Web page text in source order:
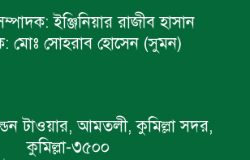
ইঞ্জিনিয়ার রাজীব হাসান
মোঃ সোহরাব হোসেন (সুমন)
টাওয়ার, আমতলী, কুমিল্লা সদর,
কুমিল্লা-৩৫০০